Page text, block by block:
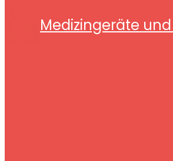
Medizingeräte